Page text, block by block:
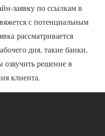
заявку по ссылкам в
с потенциальным
рассматривается
дня, такие банки,
озвучить решение в
клиента.